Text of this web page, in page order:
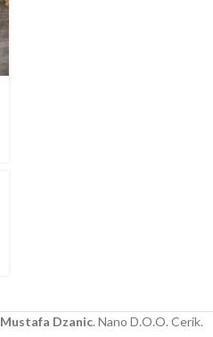
Mustafa Dzanic. Nano D.O.O. Cerik.